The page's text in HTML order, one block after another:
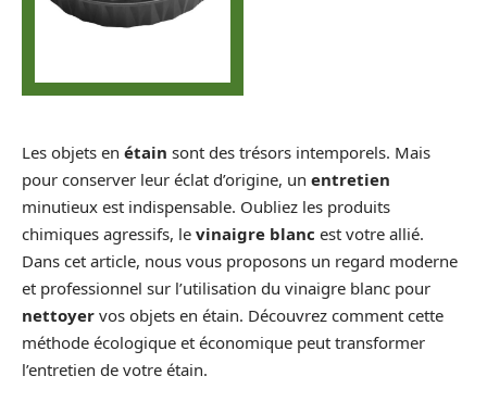
Les objets en étain sont des trésors intemporels. Mais
pour conserver leur éclat d’origine, un entretien
minutieux est indispensable. Oubliez les produits
chimiques agressifs, le vinaigre blanc est votre allié.
Dans cet article, nous vous proposons un regard moderne
et professionnel sur l’utilisation du vinaigre blanc pour
nettoyer vos objets en étain. Découvrez comment cette
méthode écologique et économique peut transformer
l’entretien de votre étain.